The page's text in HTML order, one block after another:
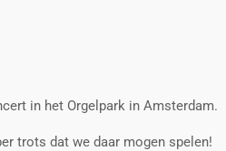
in het Orgelpark in Amsterdam.
trots dat we daar mogen spelen!